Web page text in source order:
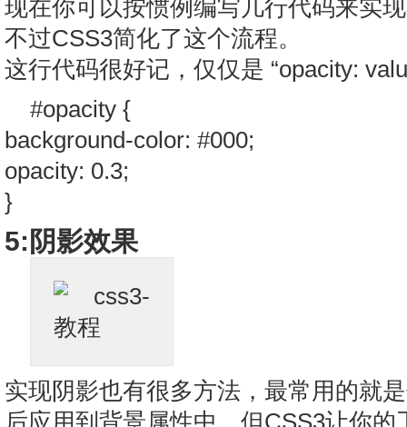
现在你可以按惯例编写几行代码来实
不过CSS3简化了这个流程。
这行代码很好记，仅仅是 “opacity:
#opacity {
background-color: #000;
opacity: 0.3;
}
5:阴影效果
实现阴影也有很多方法，最常用的就
后应用到背景属性中。但CSS3让你